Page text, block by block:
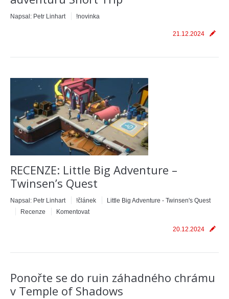
Napsal: Petr Linhart !novinka
21.12.2024
RECENZE: Little Big Adventure –
Twinsen’s Quest
Napsal: Petr Linhart !článek
Little Big Adventure - Twinsen's Quest
Recenze
Komentovat
20.12.2024
Ponořte se do ruin záhadného chrámu
v Temple of Shadows